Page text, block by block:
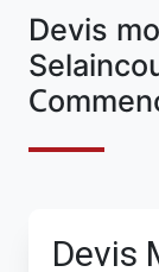
Devis
Devis